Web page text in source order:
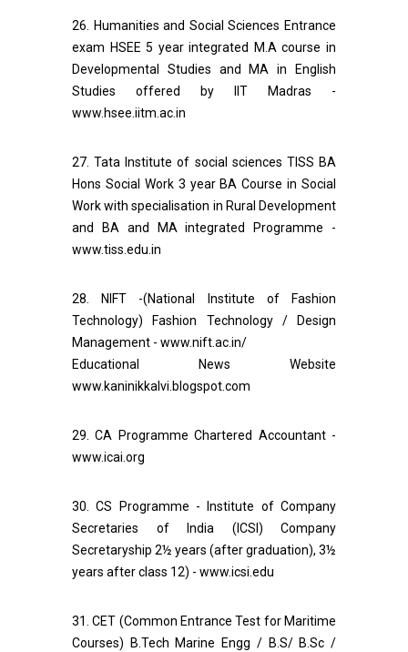
26. Humanities and Social Sciences Entrance
exam HSEE 5 year integrated M.A course in
Developmental Studies and MA in English
Studies offered by IIT Madras -
www.hsee.iitm.ac.in
27. Tata Institute of social sciences TISS BA
Hons Social Work 3 year BA Course in Social
Work with specialisation in Rural Development
and BA and MA integrated Programme -
www.tiss.edu.in
28. NIFT -(National Institute of Fashion
Technology) Fashion Technology / Design
Management - www.nift.ac.in/
Educational News Website
www.kaninikkalvi.blogspot.com
29. CA Programme Chartered Accountant -
www.icai.org
30. CS Programme - Institute of Company
Secretaries of India (ICSI) Company
Secretaryship 2½ years (after graduation), 3½
years after class 12) - www.icsi.edu
31. CET (Common Entrance Test for Maritime
Courses) B.Tech Marine Engg / B.S/ B.Sc /